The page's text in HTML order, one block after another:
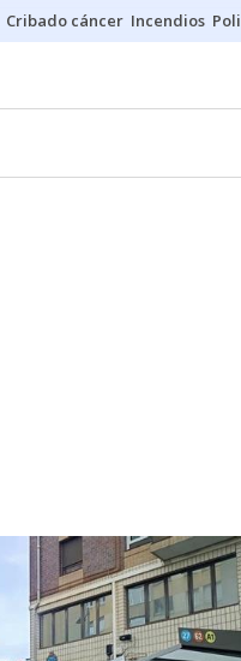
Cribado cáncer Incendios